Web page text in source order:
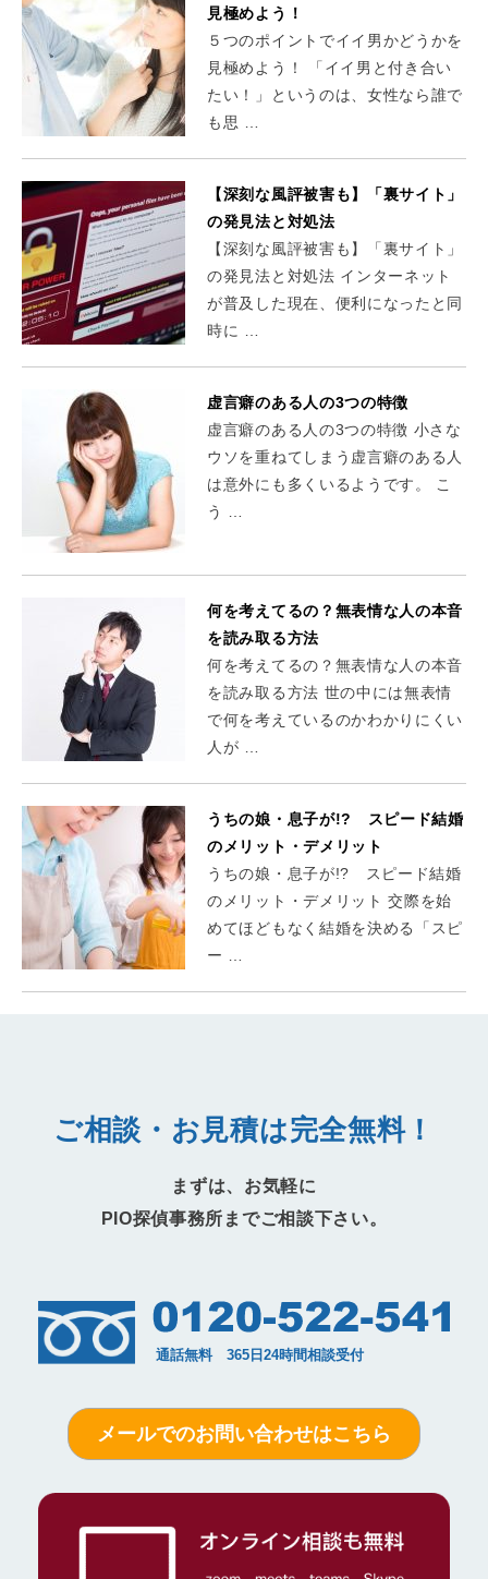
見極めよう！
５つのポイントでイイ男かどうかを
見極めよう！ 「イイ男と付き合い
たい！」というのは、女性なら誰で
も思 …
【深刻な風評被害も】「裏サイト」
の発見法と対処法
【深刻な風評被害も】「裏サイト」
の発見法と対処法 インターネット
が普及した現在、便利になったと同
時に …
虚言癖のある人の3つの特徴
虚言癖のある人の3つの特徴 小さな
ウソを重ねてしまう虚言癖のある人
は意外にも多くいるようです。 こ
う …
何を考えてるの？無表情な人の本音
を読み取る方法
何を考えてるの？無表情な人の本音
を読み取る方法 世の中には無表情
で何を考えているのかわかりにくい
人が …
うちの娘・息子が!? スピード結婚
のメリット・デメリット
うちの娘・息子が!? スピード結婚
のメリット・デメリット 交際を始
めてほどもなく結婚を決める「スピ
ー …
ご相談・お見積は完全無料！
まずは、お気軽に
PIO探偵事務所までご相談下さい。
メールでのお問い合わせはこちら